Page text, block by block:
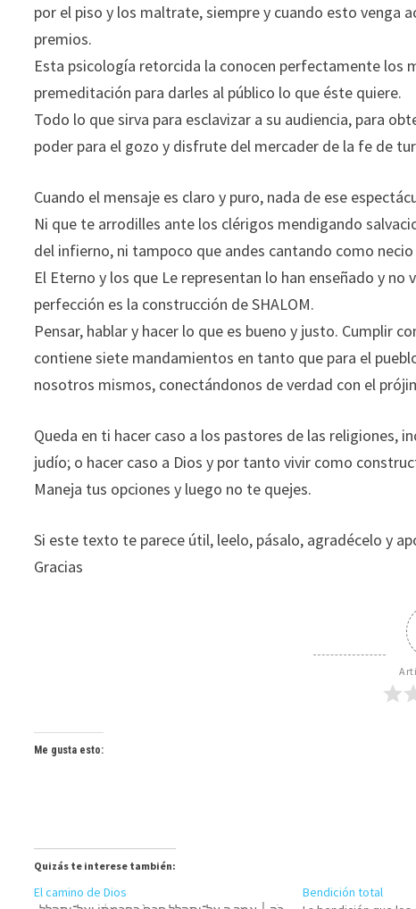
por el piso y los maltrate, siempre y cuando esto venga
premios.
Esta psicología retorcida la conocen perfectamente los
premeditación para darles al público lo que éste quiere.
Todo lo que sirva para esclavizar a su audiencia, para
poder para el gozo y disfrute del mercader de la fe de
Cuando el mensaje es claro y puro, nada de ese
Ni que te arrodilles ante los clérigos mendigando
del infierno, ni tampoco que andes cantando como
El Eterno y los que Le representan lo han enseñado y
perfección es la construcción de SHALOM.
Pensar, hablar y hacer lo que es bueno y justo. Cumplir
contiene siete mandamientos en tanto que para el
nosotros mismos, conectándonos de verdad con el
Queda en ti hacer caso a los pastores de las religiones,
judío; o hacer caso a Dios y por tanto vivir como
Maneja tus opciones y luego no te quejes.
Si este texto te parece útil, leelo, pásalo, agradécelo y
Gracias
Me gusta esto:
Quizás te interese también:
El camino de Dios
Bendición total